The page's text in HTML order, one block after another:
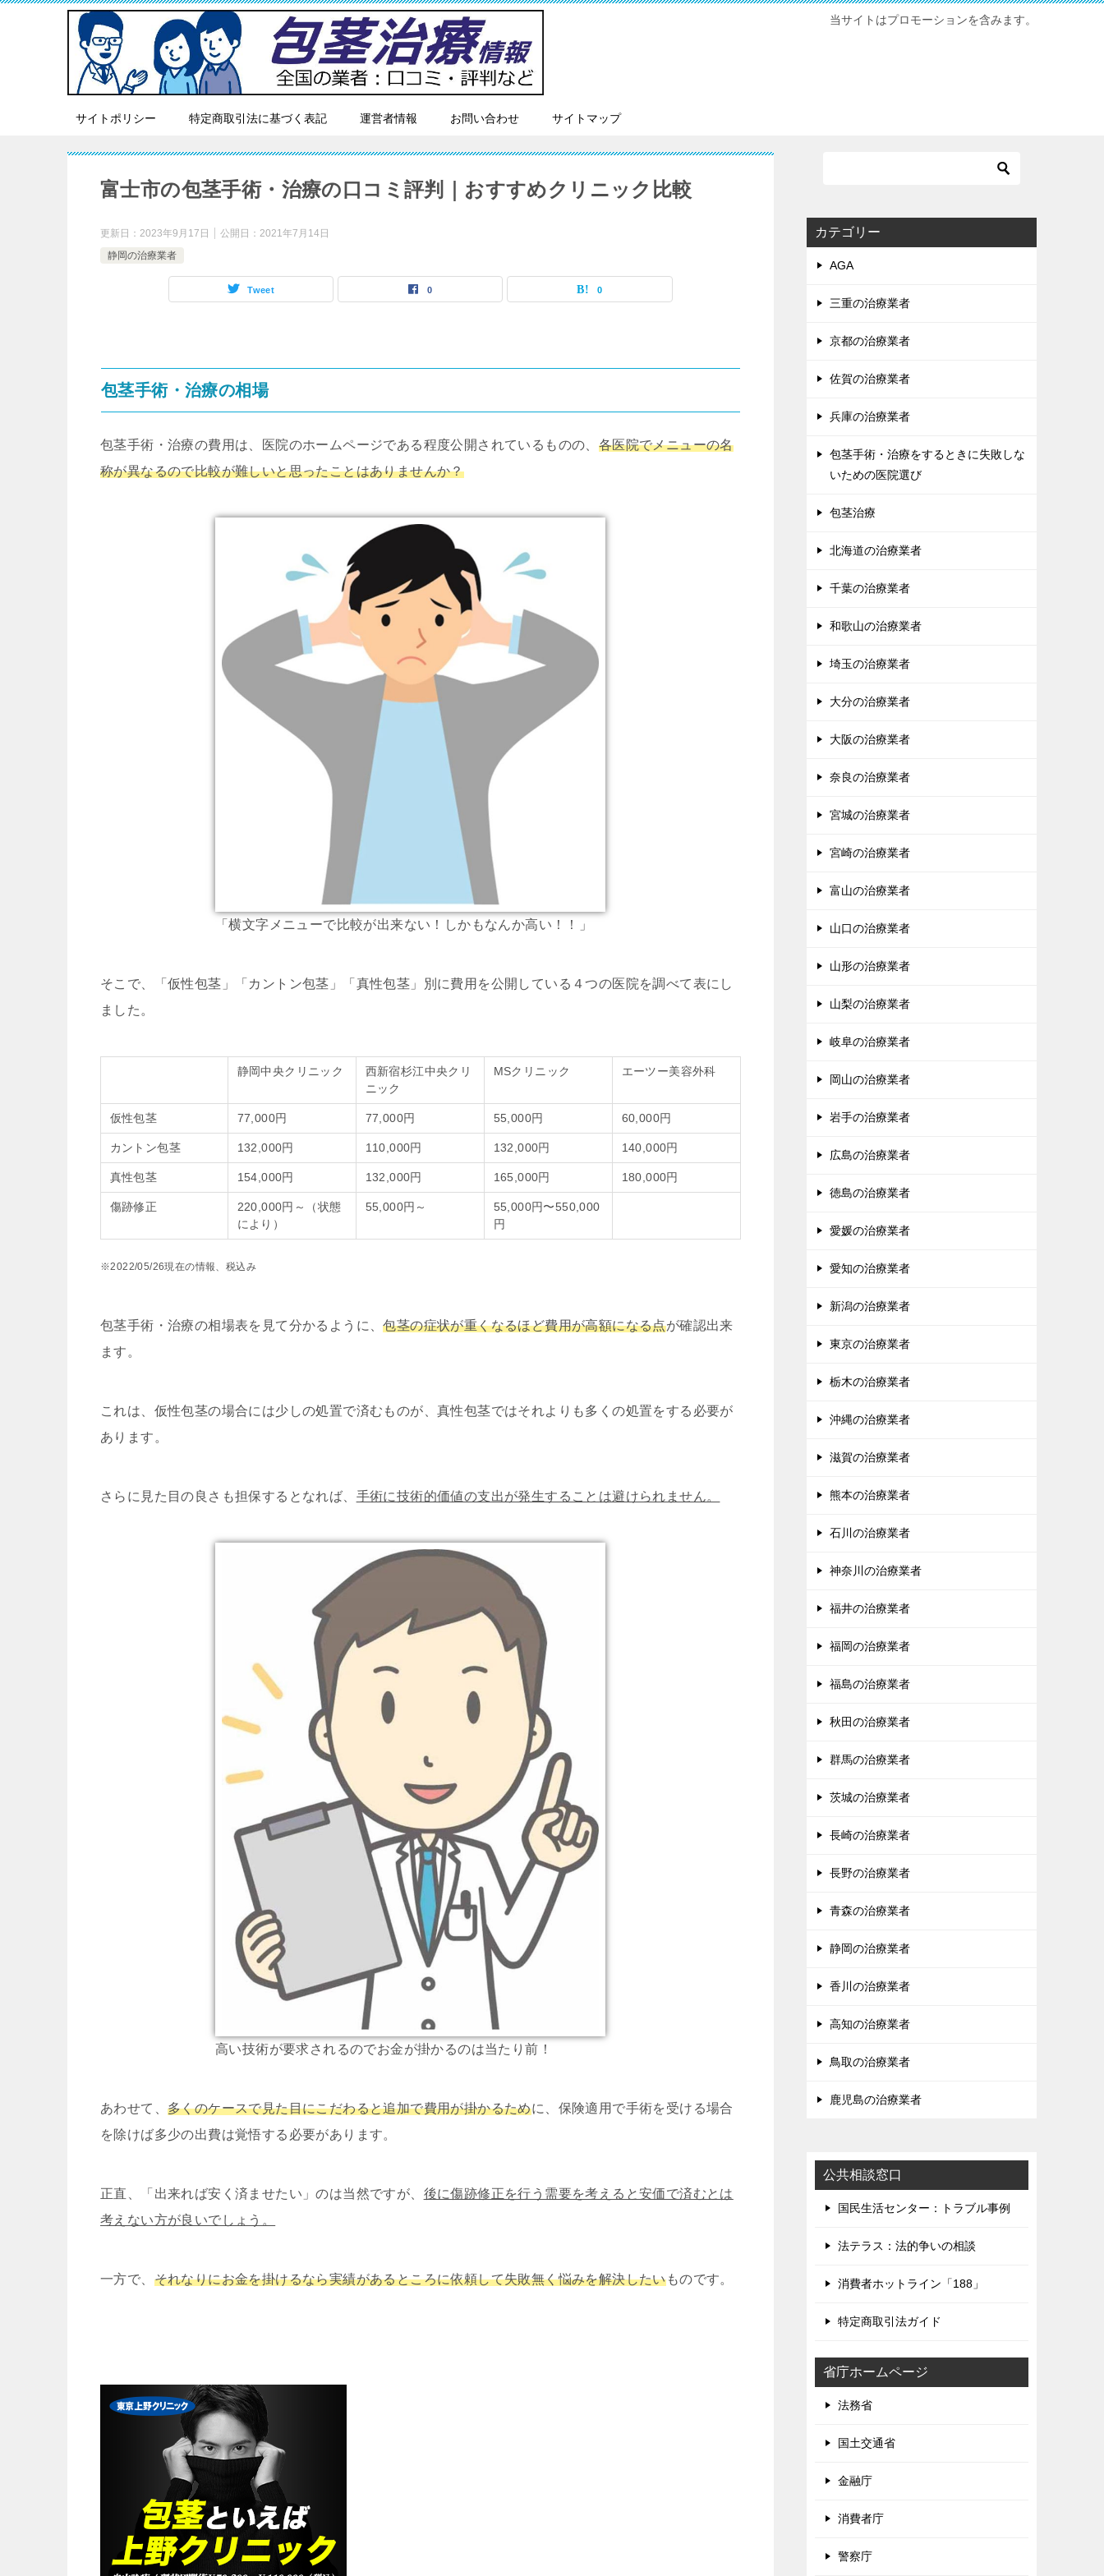
当サイトはプロモーションを含みます。
サイトポリシー 特定商取引法に基づく表記 運営者情報 お問い合わせ サイトマップ
富士市の包茎手術・治療の口コミ評判｜おすすめクリニック比較
更新日： 2023年9月17日 公開日： 2021年7月14日
静岡の治療業者
Tweet 0 0
包茎手術・治療の相場
包茎手術・治療の費用は、医院のホームページである程度公開されているものの、 各医院でメニューの名
称が異なるので比較が難しいと思ったことはありませんか？
「横文字メニューで比較が出来ない！しかもなんか高い！！」
そこで、「仮性包茎」「カントン包茎」「真性包茎」別に費用を公開している４つの医院を調べて表にし
ました。
静岡中央クリニック
西新宿杉江中央クリ
ニック
MSクリニック エーツー美容外科
仮性包茎 77,000円 77,000円 55,000円 60,000円
カントン包茎 132,000円 110,000円 132,000円 140,000円
真性包茎 154,000円 132,000円 165,000円 180,000円
傷跡修正
220,000円～（状態
により）
55,000円～
55,000円〜550,000
円
※2022/05/26現在の情報、税込み
包茎手術・治療の相場表を見て分かるように、包茎の症状が重くなるほど費用が高額になる点が確認出来
ます。
これは、仮性包茎の場合には少しの処置で済むものが、真性包茎ではそれよりも多くの処置をする必要が
あります。
さらに見た目の良さも担保するとなれば、 手術に技術的価値の支出が発生することは避けられません。
高い技術が要求されるのでお金が掛かるのは当たり前！
あわせて、 多くのケースで見た目にこだわると追加で費用が掛かるために、保険適用で手術を受ける場合
を除けば多少の出費は覚悟する必要があります。
正直、「出来れば安く済ませたい」のは当然ですが、 後に傷跡修正を行う需要を考えると安価で済むとは
考えない方が良いでしょう。
一方で、 それなりにお金を掛けるなら実績があるところに依頼して失敗無く悩みを解決したいものです。
カテゴリー
AGA
三重の治療業者
京都の治療業者
佐賀の治療業者
兵庫の治療業者
包茎手術・治療をするときに失敗しな
いための医院選び
包茎治療
北海道の治療業者
千葉の治療業者
和歌山の治療業者
埼玉の治療業者
大分の治療業者
大阪の治療業者
奈良の治療業者
宮城の治療業者
宮崎の治療業者
富山の治療業者
山口の治療業者
山形の治療業者
山梨の治療業者
岐阜の治療業者
岡山の治療業者
岩手の治療業者
広島の治療業者
徳島の治療業者
愛媛の治療業者
愛知の治療業者
新潟の治療業者
東京の治療業者
栃木の治療業者
沖縄の治療業者
滋賀の治療業者
熊本の治療業者
石川の治療業者
神奈川の治療業者
福井の治療業者
福岡の治療業者
福島の治療業者
秋田の治療業者
群馬の治療業者
茨城の治療業者
長崎の治療業者
長野の治療業者
青森の治療業者
静岡の治療業者
香川の治療業者
高知の治療業者
鳥取の治療業者
鹿児島の治療業者
公共相談窓口
国民生活センター：トラブル事例
法テラス：法的争いの相談
消費者ホットライン「188」
特定商取引法ガイド
省庁ホームページ
法務省
国土交通省
金融庁
消費者庁
警察庁